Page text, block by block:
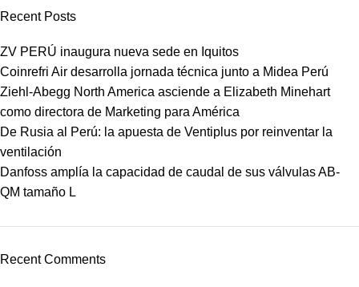
Recent Posts
ZV PERÚ inaugura nueva sede en Iquitos
Coinrefri Air desarrolla jornada técnica junto a Midea Perú
Ziehl-Abegg North America asciende a Elizabeth Minehart
como directora de Marketing para América
De Rusia al Perú: la apuesta de Ventiplus por reinventar la
ventilación
Danfoss amplía la capacidad de caudal de sus válvulas AB-
QM tamaño L
Recent Comments